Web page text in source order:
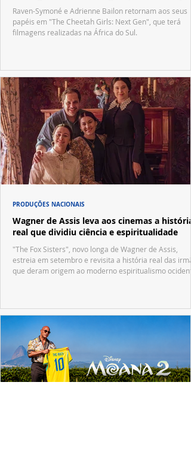
Raven-Symoné e Adrienne Bailon retornam aos seus
papéis em "The Cheetah Girls: Next Gen", que terá
filmagens realizadas na África do Sul.
Wagner de Assis leva aos cinemas a história
real que dividiu ciência e espiritualidade
"The Fox Sisters", novo longa de Wagner de Assis,
estreia em setembro e revisita a história real das
que deram origem ao moderno espiritualismo
PRODUÇÕES NACIONAIS